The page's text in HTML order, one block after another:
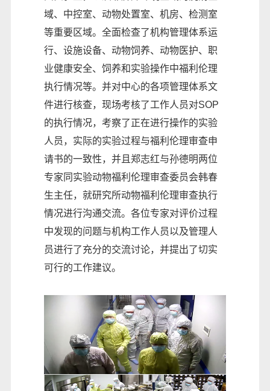
域、中控室、动物处置室、机房、检测室
等重要区域。全面检查了机构管理体系运
行、设施设备、动物饲养、动物医护、职
业健康安全、饲养和实验操作中福利伦理
执行情况等。并对中心的各项管理体系文
件进行核查，现场考核了工作人员对SOP
的执行情况，考察了正在进行操作的实验
人员，实际的实验过程与福利伦理审查申
请书的一致性，并且郑志红与孙德明两位
专家同实验动物福利伦理审查委员会韩春
生主任，就研究所动物福利伦理审查执行
情况进行沟通交流。各位专家对评价过程
中发现的问题与机构工作人员以及管理人
员进行了充分的交流讨论，并提出了切实
可行的工作建议。